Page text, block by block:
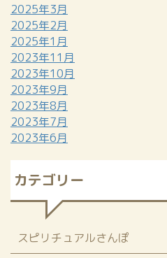
2025年3月
2025年2月
2025年1月
2023年11月
2023年10月
2023年9月
2023年8月
2023年7月
2023年6月
カテゴリー
スピリチュアルさんぽ